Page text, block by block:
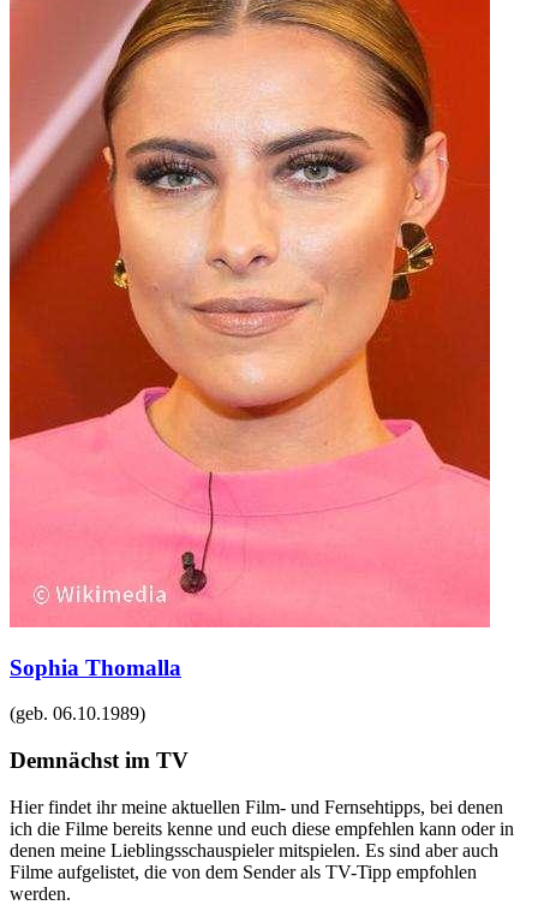
Sophia Thomalla
(geb. 06.10.1989)
Demnächst im TV
Hier findet ihr meine aktuellen Film- und Fernsehtipps, bei denen
ich die Filme bereits kenne und euch diese empfehlen kann oder in
denen meine Lieblingsschauspieler mitspielen. Es sind aber auch
Filme aufgelistet, die von dem Sender als TV-Tipp empfohlen
werden.